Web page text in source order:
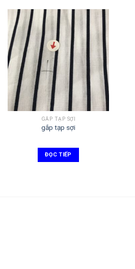
GẮP TẠP SỢI
gắp tạp sợi
ĐỌC TIẾP